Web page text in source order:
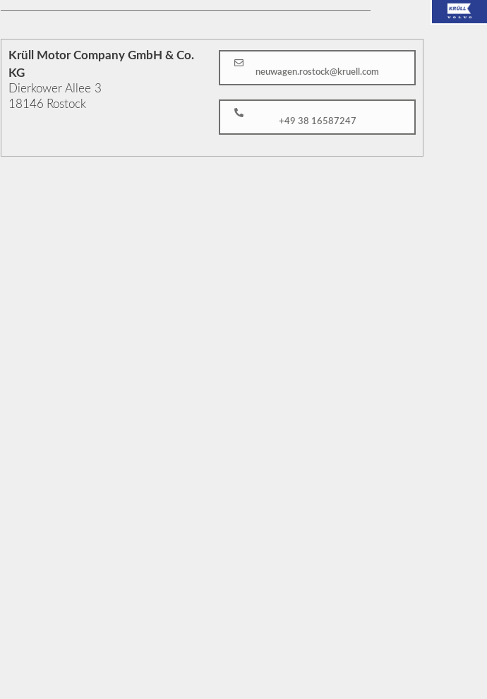
Krüll Motor Company GmbH & Co.
KG
Dierkower Allee 3
18146 Rostock
neuwagen.rostock@kruell.com
+49 38 16587247